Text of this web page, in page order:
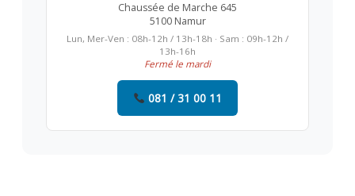
Chaussée de Marche 645
5100 Namur
Lun, Mer-Ven : 08h-12h / 13h-18h · Sam : 09h-12h /
13h-16h
Fermé le mardi
081 / 31 00 11